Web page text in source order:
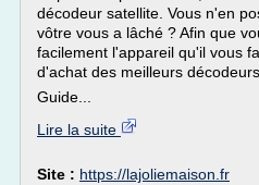
décodeur satellite. Vous n'en
vôtre vous a lâché ? Afin que
facilement l'appareil qu'il vous
d'achat des meilleurs
Guide...
Lire la suite
Site : https://lajoliemaison.fr